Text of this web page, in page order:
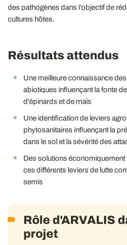
des pathogènes dans l’objectif de
cultures hôtes.
Résultats attendus
Une meilleure connaissance
abiotiques influençant la fonte
d'épinards et de maïs
Une identification de leviers
phytosanitaires influençant la
dans le sol et la sévérité des
Des solutions économiquement
ces différents leviers de lutte
semis
Rôle d'ARVALIS
projet